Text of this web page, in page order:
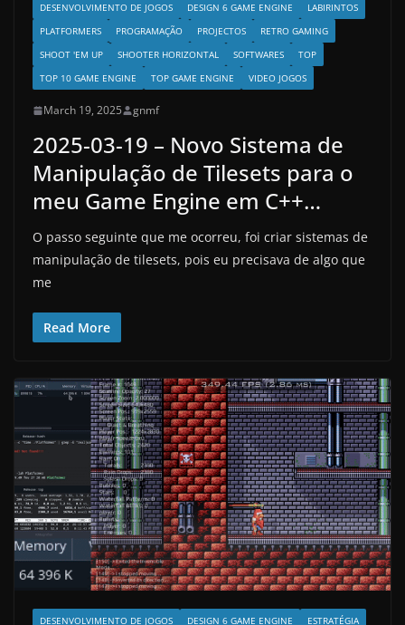
DESENVOLVIMENTO DE JOGOS DESIGN 6 GAME ENGINE
LABIRINTOS
PLATFORMERS
PROGRAMAÇÃO PROJECTOS
RETRO GAMING
SHOOT 'EM UP
SHOOTER HORIZONTAL SOFTWARES
TOP
TOP 10 GAME ENGINE
TOP GAME ENGINE VIDEO JOGOS
March 19, 2025 gnmf
2025-03-19 – Novo Sistema de
Manipulação de Tilesets para o
meu Game Engine em C++…
O passo seguinte que me ocorreu, foi criar sistemas de
manipulação de tilesets, pois eu precisava de algo que
me
Read More
DESENVOLVIMENTO DE JOGOS DESIGN 6 GAME ENGINE ESTRATÉGIA